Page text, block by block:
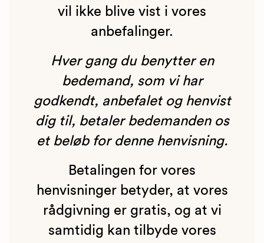
vil ikke blive vist i vores
anbefalinger.
Hver gang du benytter en
bedemand, som vi har
godkendt, anbefalet og henvist
dig til, betaler bedemanden os
et beløb for denne henvisning.
Betalingen for vores
henvisninger betyder, at vores
rådgivning er gratis, og at vi
samtidig kan tilbyde vores